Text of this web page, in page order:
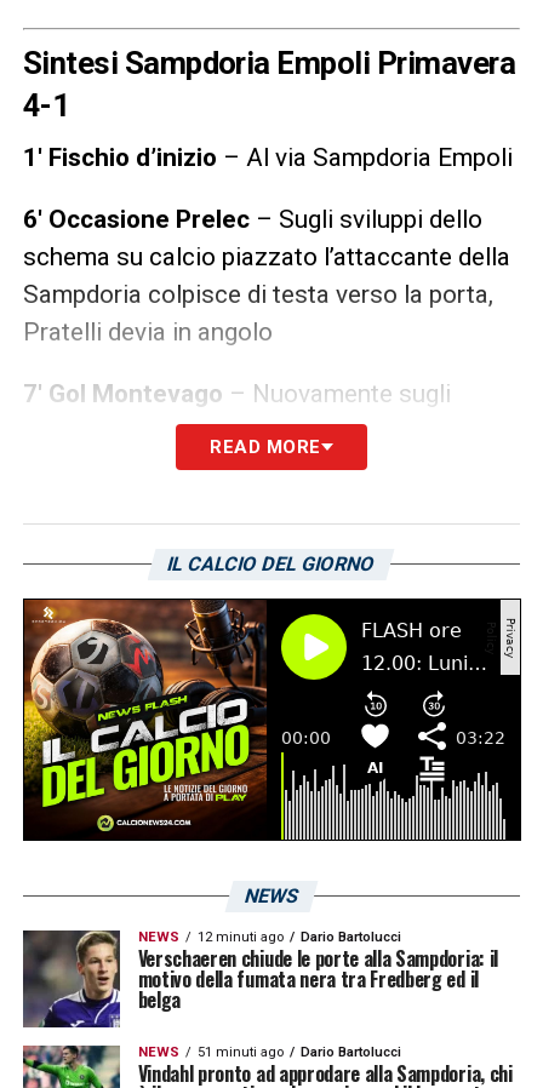
Sintesi Sampdoria Empoli Primavera
4-1
1′ Fischio d’inizio – Al via Sampdoria Empoli
6′ Occasione Prelec– Sugli sviluppi dello
schema su calcio piazzato l’attaccante della
Sampdoria colpisce di testa verso la porta,
Pratelli devia in angolo
7′ Gol Montevago – Nuovamente sugli
sviluppi del calcio d’angolo, il calciatore della
Sampdoria batte tutti in elevazione e con un
10′ Tiro Asllani– Il calciatore dell’Empoli
prova il tiro personale. Il pallone prende una
traiettoria a giro e si spegne oltre la linea di
fondo
12′ Tiro Rizza– Il difensore dell’Empoli tenta
il tiro teso, rasoterra. Avogadri controlla con
lo sguardo la traiettoria che finisce fuori
dell’Empoli trova la rete con una perfetta
girata dal limite dell’area su cui Avogadri non
può fare nulla
READ MORE
IL CALCIO DEL GIORNO
NEWS
NEWS 12 minuti ago Dario Bartolucci
Verschaeren chiude le porte alla Sampdoria: il
motivo della fumata nera tra Fredberg ed il
belga
NEWS 51 minuti ago Dario Bartolucci
Vindahl pronto ad approdare alla Sampdoria, chi